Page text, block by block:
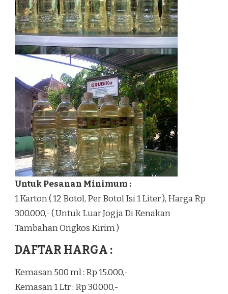
Untuk Pesanan Minimum :
1 Karton ( 12 Botol, Per Botol Isi 1 Liter ), Harga Rp
300.000,- ( Untuk Luar Jogja Di Kenakan
Tambahan Ongkos Kirim )
DAFTAR HARGA :
Kemasan 500 ml : Rp 15.000,-
Kemasan 1 Ltr : Rp 30.000,-